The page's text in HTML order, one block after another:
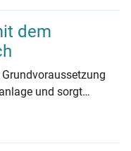
dem
und sorgt
der hydraulische
er zu jeder